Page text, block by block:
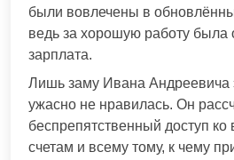
были вовлечены в
ведь за хорошую работу была
зарплата.
Лишь заму Ивана Андреевича
ужасно не нравилась. Он
беспрепятственный доступ
счетам и всему тому, к чему